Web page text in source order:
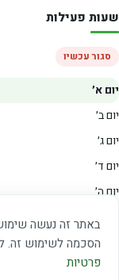
הסכמה לשימוש זה.
פרטיות
שעות פעילות
סגור עכשיו
יום א׳
יום ב׳
יום ג׳
יום ד׳
יום ה׳
שבת